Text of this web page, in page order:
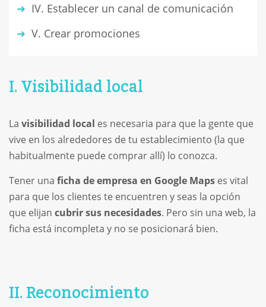
IV. Establecer un canal de comunicación
V. Crear promociones
I. Visibilidad local
La visibilidad local es necesaria para que la gente que
vive en los alrededores de tu establecimiento (la que
habitualmente puede comprar allí) lo conozca.
Tener una ficha de empresa en Google Maps es vital
para que los clientes te encuentren y seas la opción
que elijan cubrir sus necesidades. Pero sin una web, la
ficha está incompleta y no se posicionará bien.
II. Reconocimiento